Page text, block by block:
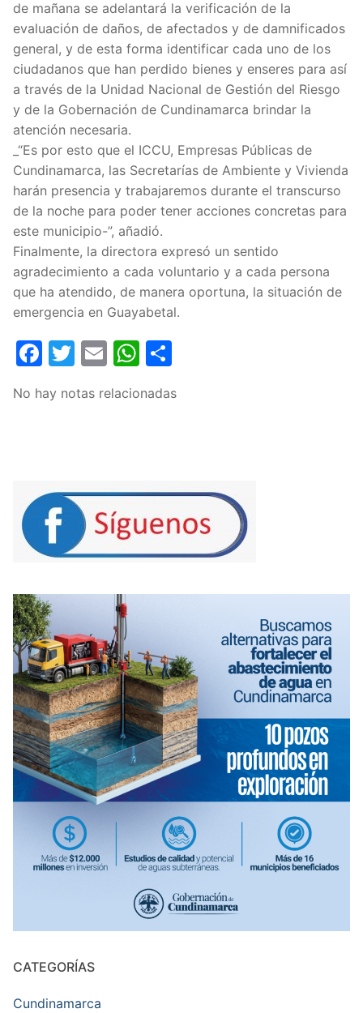
de mañana se adelantará la verificación de la
evaluación de daños, de afectados y de damnificados
general, y de esta forma identificar cada uno de los
ciudadanos que han perdido bienes y enseres para así
a través de la Unidad Nacional de Gestión del Riesgo
y de la Gobernación de Cundinamarca brindar la
atención necesaria.
_“Es por esto que el ICCU, Empresas Públicas de
Cundinamarca, las Secretarías de Ambiente y Vivienda
harán presencia y trabajaremos durante el transcurso
de la noche para poder tener acciones concretas para
este municipio-”, añadió.
Finalmente, la directora expresó un sentido
agradecimiento a cada voluntario y a cada persona
que ha atendido, de manera oportuna, la situación de
emergencia en Guayabetal.
Facebook
Twitter
EmailWhatsApp
No hay notas relacionadas
CATEGORÍAS
Cundinamarca